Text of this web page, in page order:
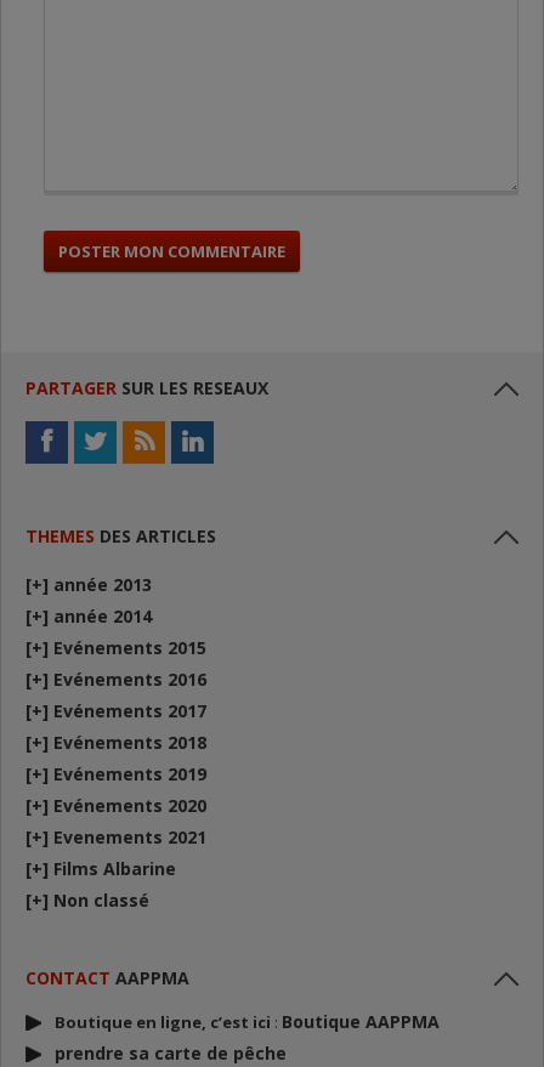
PARTAGER SUR LES RESEAUX
THEMES DES ARTICLES
[+] année 2013
[+] année 2014
[+] Evénements 2015
[+] Evénements 2016
[+] Evénements 2017
[+] Evénements 2018
[+] Evénements 2019
[+] Evénements 2020
[+] Evenements 2021
[+] Films Albarine
[+] Non classé
CONTACT AAPPMA
Boutique en ligne, c’est ici : Boutique AAPPMA
prendre sa carte de pêche